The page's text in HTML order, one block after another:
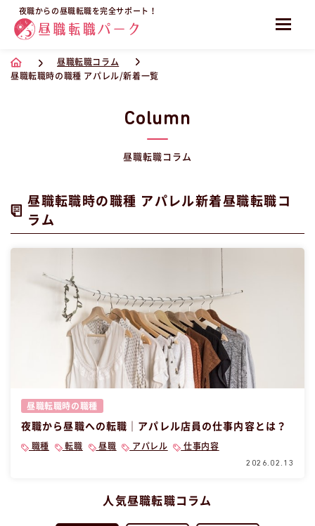
夜職からの昼職転職を完全サポート！
昼職転職コラム
昼職転職時の職種 アパレル/新着一覧
Column
昼職転職コラム
昼職転職時の職種 アパレル新着昼職転職コ
ラム
昼職転職時の職種
夜職から昼職への転職｜アパレル店員の仕事内容とは？
職種 転職 昼職 アパレル 仕事内容
2026.02.13
人気昼職転職コラム